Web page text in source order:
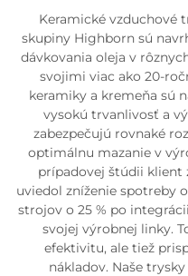
Keramické vzduchové
skupiny Highborn sú
dávkovania oleja v
svojimi viac ako 20-
keramiky a kremeňa sú
vysokú trvanlivosť a
zabezpečujú rovnaké
optimálnu mazanie v
prípadovej štúdii
uviedol zníženie spotreby
strojov o 25 % po
svojej výrobnej linky.
efektivitu, ale tiež
nákladov. Naše